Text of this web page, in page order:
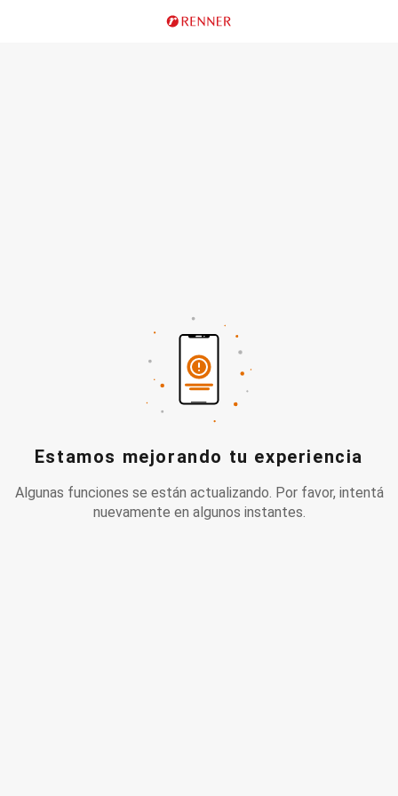
Estamos mejorando tu experiencia
Algunas funciones se están actualizando. Por favor, intentá
nuevamente en algunos instantes.